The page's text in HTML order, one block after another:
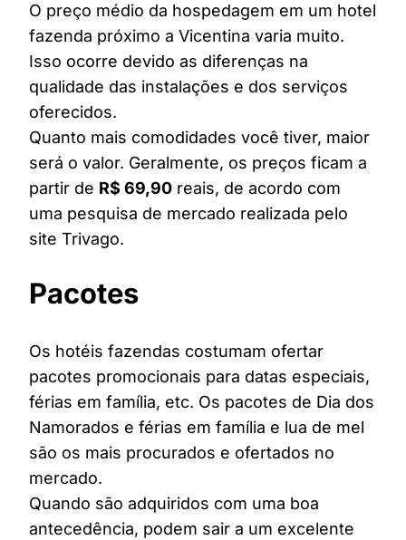
O preço médio da hospedagem em um hotel
fazenda próximo a Vicentina varia muito.
Isso ocorre devido as diferenças na
qualidade das instalações e dos serviços
oferecidos.
Quanto mais comodidades você tiver, maior
será o valor. Geralmente, os preços ficam a
partir de R$ 69,90 reais, de acordo com
uma pesquisa de mercado realizada pelo
site Trivago.
Pacotes
Os hotéis fazendas costumam ofertar
pacotes promocionais para datas especiais,
férias em família, etc. Os pacotes de Dia dos
Namorados e férias em família e lua de mel
são os mais procurados e ofertados no
mercado.
Quando são adquiridos com uma boa
antecedência, podem sair a um excelente